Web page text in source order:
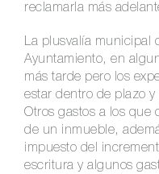
reclamarla más
La plusvalía municipal
Ayuntamiento, en
más tarde pero los
estar dentro de plazo
Otros gastos a los que
de un inmueble,
impuesto del
escritura y algunos